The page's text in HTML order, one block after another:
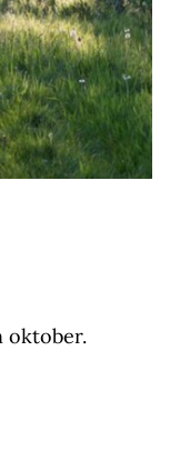
oktober.